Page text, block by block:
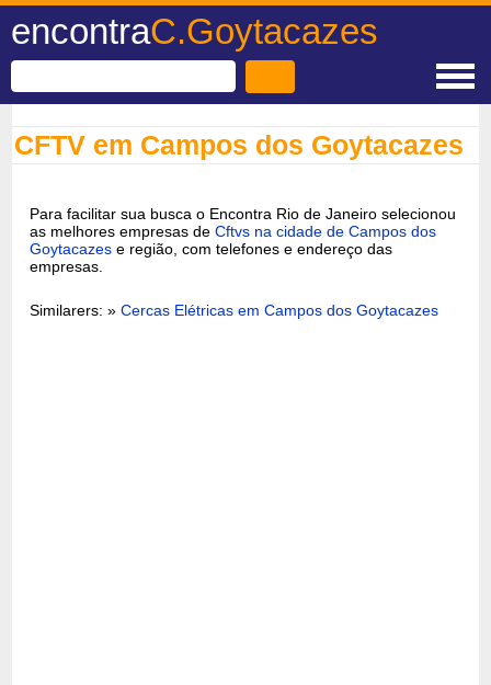
encontraC.Goytacazes
CFTV em Campos dos Goytacazes
Para facilitar sua busca o Encontra Rio de Janeiro selecionou
as melhores empresas deCftvs na cidade de Campos dos
Goytacazes e região, com telefones e endereço das
empresas.
Similarers: »Cercas Elétricas em Campos dos Goytacazes